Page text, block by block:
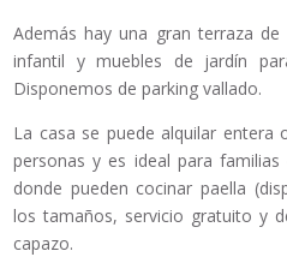
Además hay una gran terraza
infantil y muebles de jardín
Disponemos de parking vallado.
La casa se puede alquilar
personas y es ideal para
donde pueden cocinar paella
los tamaños, servicio gratuito y
capazo.